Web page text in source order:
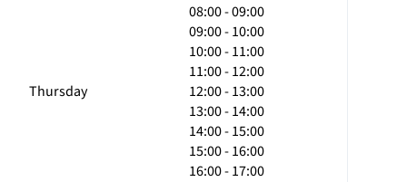
Thursday
08:00 - 09:00
09:00 - 10:00
10:00 - 11:00
11:00 - 12:00
12:00 - 13:00
13:00 - 14:00
14:00 - 15:00
15:00 - 16:00
16:00 - 17:00